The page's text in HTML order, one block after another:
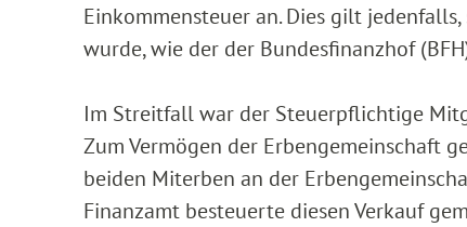
Einkommensteuer an. Dies gilt
wurde, wie der der Bundesfinanzhof
Im Streitfall war der Steuerpflichtige
Zum Vermögen der Erbengemeinschaft
beiden Miterben an der
Finanzamt besteuerte diesen Verkauf